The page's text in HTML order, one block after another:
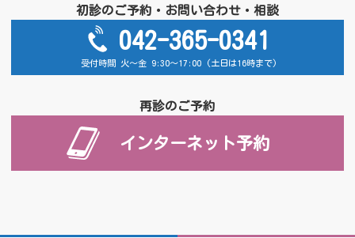
初診のご予約・お問い合わせ・相談
042-365-0341
受付時間 火～金 9:30～17:00 (土日は16時まで)
再診のご予約
インターネット予約